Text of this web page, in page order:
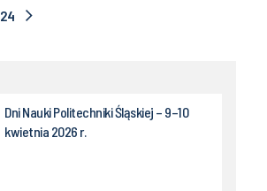
24
Dni Nauki Politechniki Śląskiej – 9–10
kwietnia 2026 r.